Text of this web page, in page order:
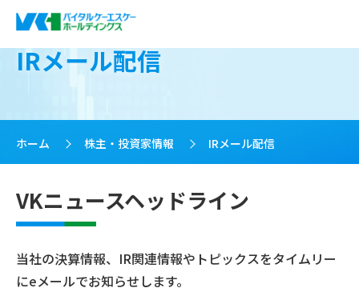
IRメール配信
ホーム > 株主・投資家情報 > IRメール配信
VKニュースヘッドライン
当社の決算情報、IR関連情報やトピックスをタイムリー
にeメールでお知らせします。